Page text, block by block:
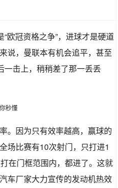
“欧冠资格之争”，进球才是硬道
说，曼联本有机会追平，甚至
一击上，稍稍差了那一丢丢
。因为只有效率越高，赢球的
场比赛有10次射门，只打进1
在门框范围内，都进了。这就
厂家大力宣传的发动机热效